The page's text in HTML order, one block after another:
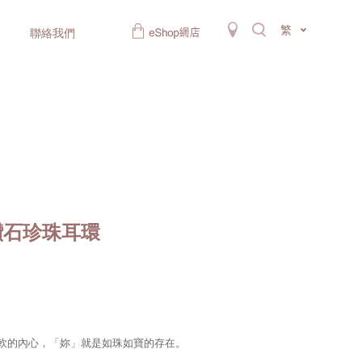
聯絡我們 繁
珍珠耳環
的內心，「妳」就是如珠如寶的存在。